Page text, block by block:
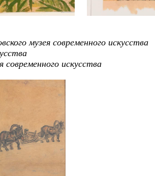
музея современного искусства
современного искусства